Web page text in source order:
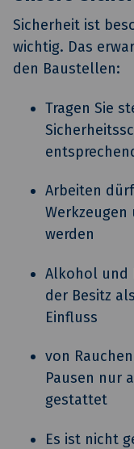
Sicherheit ist
wichtig. Das
den Baustellen:
Tragen Sie
Arbeiten
werden
Alkohol und
der Besitz
Einfluss
von
Pausen nur
gestattet
Es ist nicht